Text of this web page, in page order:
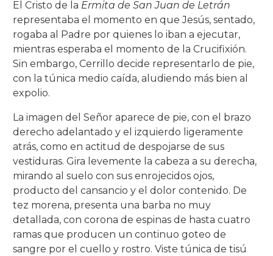
El Cristo de la Ermita de San Juan de Letrán
representaba el momento en que Jesús, sentado,
rogaba al Padre por quienes lo iban a ejecutar,
mientras esperaba el momento de la Crucifixión.
Sin embargo, Cerrillo decide representarlo de pie,
con la túnica medio caída, aludiendo más bien al
expolio.
La imagen del Señor aparece de pie, con el brazo
derecho adelantado y el izquierdo ligeramente
atrás, como en actitud de despojarse de sus
vestiduras. Gira levemente la cabeza a su derecha,
mirando al suelo con sus enrojecidos ojos,
producto del cansancio y el dolor contenido. De
tez morena, presenta una barba no muy
detallada, con corona de espinas de hasta cuatro
ramas que producen un continuo goteo de
sangre por el cuello y rostro. Viste túnica de tisú